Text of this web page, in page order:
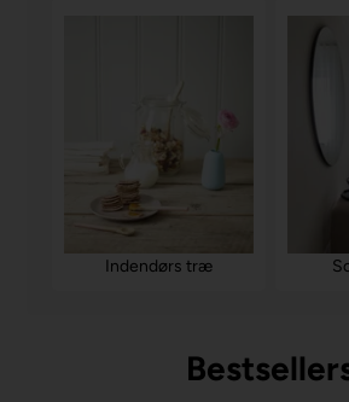
Indendørs træ